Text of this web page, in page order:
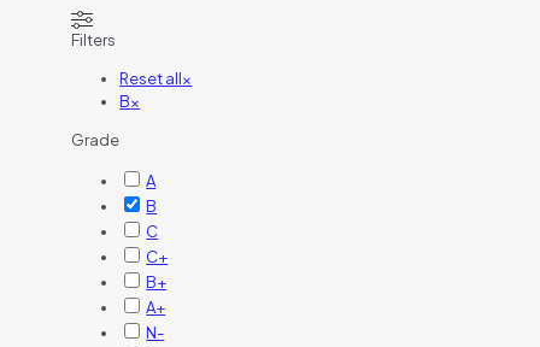
Filters
Reset all×
B×
Grade
A
B
C
C+
B+
A+
N-